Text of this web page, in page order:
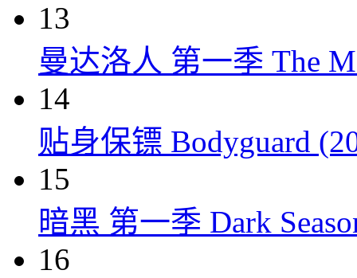
13
曼达洛人 第一季 The
14
贴身保镖 Bodyguard
15
暗黑 第一季 Dark
16